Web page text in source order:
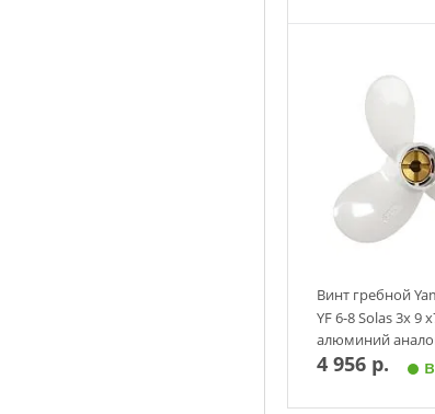
Винт гребной
YF 6-8 Solas 3х 9
алюминий
4 956 р.